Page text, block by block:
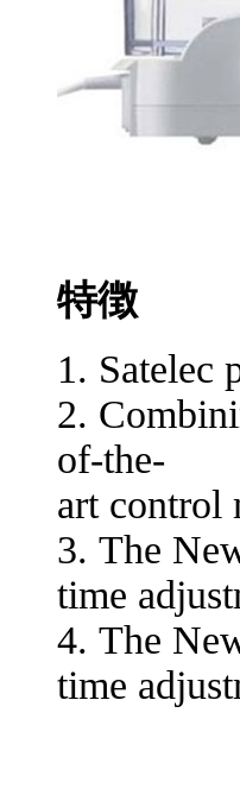
特徴
1. Satelec
2.
of-the-
art control
3. The
time
4. The
time